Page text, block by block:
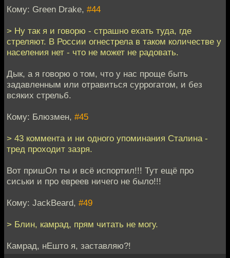
Кому: Green Drake, #44
> Ну так я и говорю - страшно ехать туда, где
стреляют. В России огнестрела в таком количестве у
населения нет - что не может не радовать.
Дык, а я говорю о том, что у нас проще быть
задавленным или отравиться суррогатом, и без
всяких стрельб.
Кому: Блюзмен, #45
> 43 коммента и ни одного упоминания Сталина -
тред проходит зазря.
Вот пришОл ты и всё испортил!!! Тут ещё про
сиськи и про евреев ничего не было!!!
Кому: JackBeard, #49
> Блин, камрад, прям читать не могу.
Камрад, нЕшто я, заставляю?!